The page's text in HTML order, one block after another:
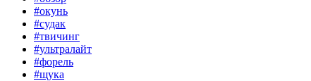
#окунь
#судак
#твичинг
#ультралайт
#форель
#щука